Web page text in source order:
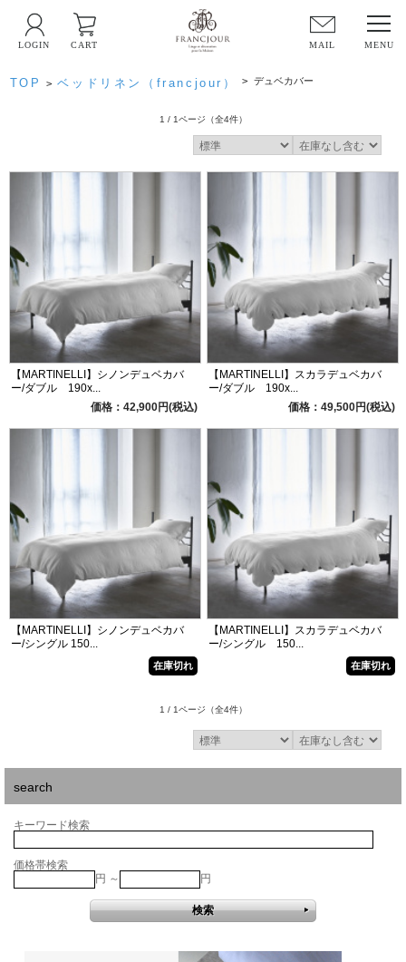
MAIL
LOGIN CART
TOP > ベッドリネン（francjour） > デュベカバー
1 / 1ページ （全4件）
【MARTINELLI】シノンデュベカバ
ー/ダブル 190x...
価格：42,900円(税込)
【MARTINELLI】スカラデュベカバ
ー/ダブル 190x...
価格：49,500円(税込)
【MARTINELLI】シノンデュベカバ
ー/シングル 150...
在庫切れ
【MARTINELLI】スカラデュベカバ
ー/シングル 150...
在庫切れ
1 / 1ページ （全4件）
search
キーワード検索
価格帯検索
円 ～
円